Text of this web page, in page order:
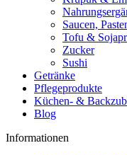
Saucen,
Tofu &
Zucker
Sushi
Getränke
Pflegeprodukte
Küchen- &
Blog
Informationen